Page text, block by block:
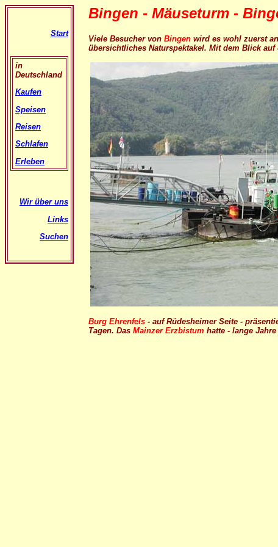
Start
in
Deutschland
Kaufen
Speisen
Reisen
Schlafen
Erleben
Wir über uns
Links
Suchen
Bingen - Mäuseturm -
Viele Besucher von Bingen wird es wohl zuerst
übersichtliches Naturspektakel. Mit dem Blick auf
Burg Ehrenfels - auf Rüdesheimer Seite -
Tagen. Das Mainzer Erzbistum hatte - lange